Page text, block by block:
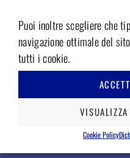
Puoi inoltre scegliere che
navigazione ottimale del
tutti i cookie.
VISUALIZZA
Cookie Policy